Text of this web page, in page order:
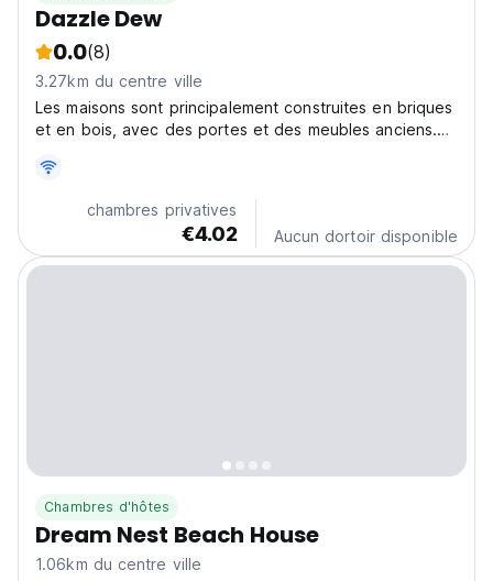
Dazzle Dew
0.0(8)
3.27km du centre ville
Les maisons sont principalement construites en briques
et en bois, avec des portes et des meubles anciens.
et d'une véranda.
chambres privatives
€4.02 Aucun dortoir disponible
Chambres d'hôtes
Dream Nest Beach House
1.06km du centre ville